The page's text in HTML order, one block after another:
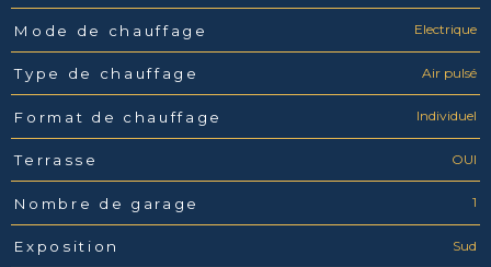
Mode de chauffage Electrique
Type de chauffage Air pulsé
Format de chauffage Individuel
Terrasse OUI
Nombre de garage 1
Exposition Sud